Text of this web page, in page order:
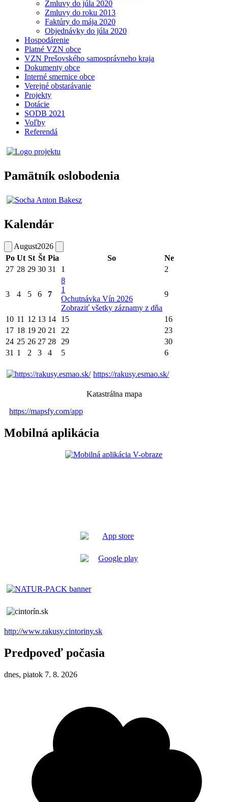
Zmluvy do júla 2020
Zmluvy do roku 2013
Faktúry do mája 2020
Objednávky do júla 2020
Hospodárenie
Platné VZN obce
VZN Prešovského samosprávneho kraja
Dokumenty obce
Interné smernice obce
Verejné obstarávanie
Projekty
Dotácie
SODB 2021
Voľby
Referendá
Pamätník oslobodenia
Kalendár
August2026
Po Ut St Št Pia So
Ne
27 28 29 30 31 1 2
3 4 5 6 7
8
1
Ochutnávka Vín 2026
Zobraziť všetky záznamy z dňa
9
10 11 12 13 14 15
16
17 18 19 20 21 22
23
24 25 26 27 28 29
30
31 1 2 3 4 5 6
https://rakusy.esmao.sk/
Katastrálna mapa
https://mapsfy.com/app
Mobilná aplikácia
http://www.rakusy.cintoriny.sk
Predpoveď počasia
dnes, piatok 7. 8. 2026